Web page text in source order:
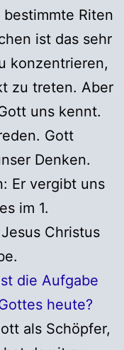
Riten
ist das sehr
konzentrieren,
zu treten. Aber
uns kennt.
Gott
Denken.
Er vergibt uns
im 1.
Christus
die Aufgabe
heute?
als Schöpfer,